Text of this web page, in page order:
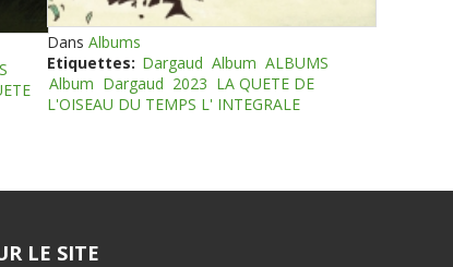
Dans Albums
Etiquettes: Dargaud Album ALBUMS
Album Dargaud 2023 LA QUETE DE
L'OISEAU DU TEMPS L' INTEGRALE
LE SITE